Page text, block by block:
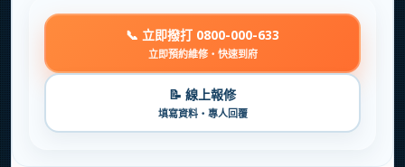
📞 立即撥打 0800-000-633
立即預約維修・快速到府
📝 線上報修
填寫資料・專人回覆